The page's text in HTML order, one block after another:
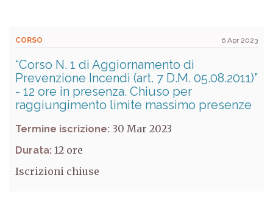
CORSO 6 Apr 2023
“Corso N. 1 di Aggiornamento di
Prevenzione Incendi (art. 7 D.M. 05.08.2011)”
- 12 ore in presenza. Chiuso per
raggiungimento limite massimo presenze
Termine iscrizione: 30 Mar 2023
Durata: 12
Iscrizioni chiuse